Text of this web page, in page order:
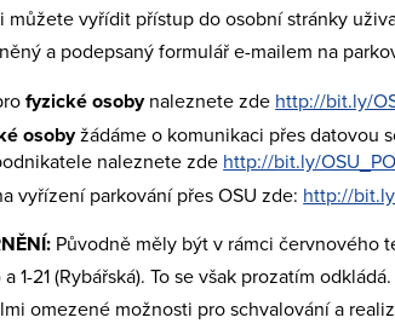
můžete vyřídit přístup do osobní stránky
a podepsaný formulář e-mailem na
fyzické osobynaleznete zde http://bit.ly/
osobyžádáme o komunikaci přes datovou
naleznete zde http://bit.ly/OSU_PO
vyřízení parkování přes OSU zde: http://
Původně měly být v rámci červnového
a 1-21 (Rybářská). To se však prozatím
omezené možnosti pro schvalování a